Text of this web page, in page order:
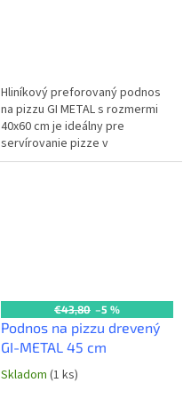
Hliníkový preforovaný podnos
na pizzu GI METAL s rozmermi
40x60 cm je ideálny pre
servírovanie pizze v
reštauráciách a pizzeriách.
€43,80 –5 %
Podnos na pizzu drevený
GI-METAL 45 cm
Skladom (1 ks)